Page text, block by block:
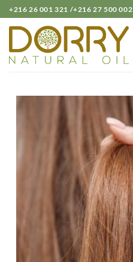
Passer
au
contenu
+216 26 001 321 /+216 27 500 002